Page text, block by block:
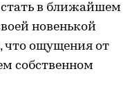
в ближайшем
новенькой
что ощущения от
собственном